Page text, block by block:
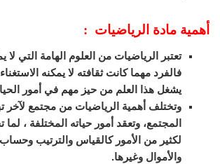
أهمية مادة الرياضيات :
تعتبر الرياضيات من العلوم الهامة التي لا
فالفرد مهما كانت ثقافته لا يمكنه
يشغل هذا العلم من حيز مهم في أمور
وتختلف أهمية الرياضيات من مجتمع لآخر
المجتمع، وتعقد أمور حياته المختلفة ،
لكثير من الأمور كالقياس والترتيب وحساب
والأموال وغيرها.